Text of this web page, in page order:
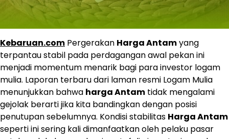
Kebaruan.com Pergerakan Harga Antamyang
terpantau stabil pada perdagangan awal pekan ini
menjadi momentum menarik bagi para investor logam
mulia. Laporan terbaru dari laman resmi Logam Mulia
menunjukkan bahwa harga Antam tidak mengalami
gejolak berarti jika kita bandingkan dengan posisi
penutupan sebelumnya. Kondisi stabilitas Harga Antam
seperti ini sering kali dimanfaatkan oleh pelaku pasar